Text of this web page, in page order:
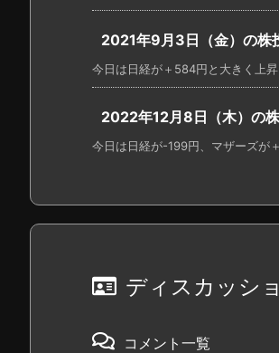
2021年9月3日（金）の株
今日は日経が＋584円と大きく上昇
2022年12月8日（木）の
今日は日経が-199円、マザーズが
ディスカッシ
コメント一覧